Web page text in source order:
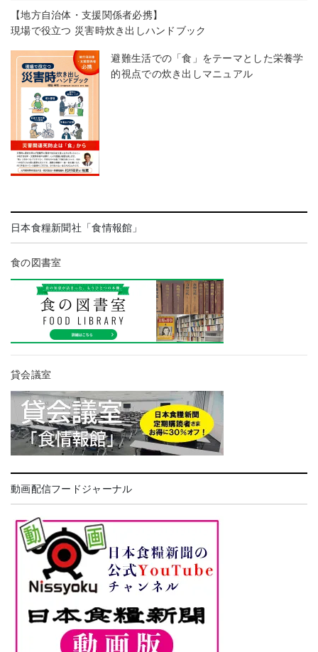
【地方自治体・支援関係者必携】
現場で役立つ 災害時炊き出しハンドブック
避難生活での「食」をテーマとした栄養学
的視点での炊き出しマニュアル
日本食糧新聞社「食情報館」
食の図書室
貸会議室
動画配信フードジャーナル